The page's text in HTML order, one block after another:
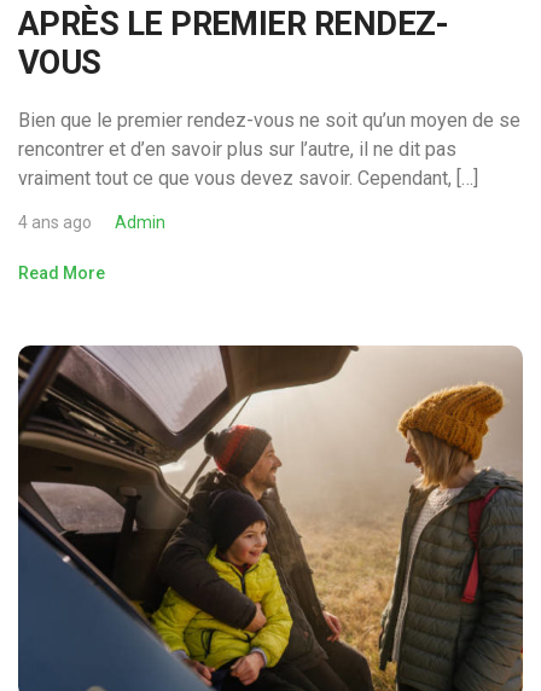
APRÈS LE PREMIER RENDEZ-
VOUS
Bien que le premier rendez-vous ne soit qu’un moyen de se
rencontrer et d’en savoir plus sur l’autre, il ne dit pas
vraiment tout ce que vous devez savoir. Cependant, […]
4 ans ago Admin
Read More